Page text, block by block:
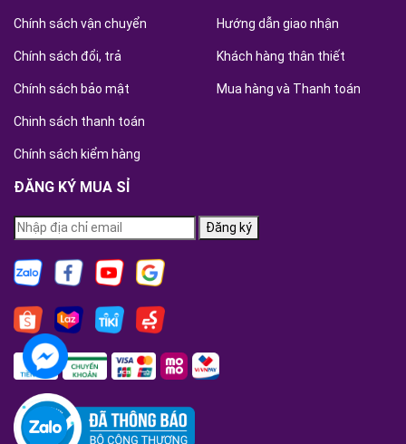
Chính sách vận chuyển
Chính sách đổi, trả
Chính sách bảo mật
Chinh sách thanh toán
Chính sách kiểm hàng
Hướng dẫn giao nhận
Khách hàng thân thiết
Mua hàng và Thanh toán
ĐĂNG KÝ MUA SỈ
Đăng ký